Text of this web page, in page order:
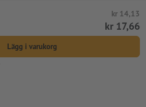
kr 14,13
kr 17,66
Lägg i varukorg